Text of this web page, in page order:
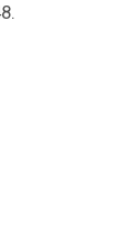
extra ficka